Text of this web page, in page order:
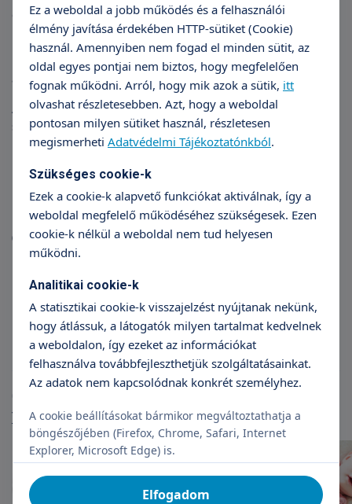
éjszakáit.
Ez a videótanfolyam tökéletes választás, ha egy könnyen
követhető, harmonikus altatási rutint szeretnél kialakítani már
az első hónapoktól.
A tanfolyam 10 gyakorlatias, közérthető videóból áll, amelyek
segítenek:
megalapozni a jó szokásokat,
kialakítani egy rugalmas, egyénre szabható napirendet,
és megküzdeni a sírós, nyűgös időszakokkal is.
0–4 hónapos babákhoz ajánlott, fokozatos, gyengéd
módszerrel.
Egyedi kedvezménykupon kérhető a szerződéskötéskor.
További cikkek
Ez a weboldal a jobb működés és a felhasználói
élmény javítása érdekében HTTP-sütiket (Cookie)
használ. Amennyiben nem fogad el minden sütit, az
oldal egyes pontjai nem biztos, hogy megfelelően
fognak működni. Arról, hogy mik azok a sütik, itt
olvashat részletesebben. Azt, hogy a weboldal
pontosan milyen sütiket használ, részletesen
megismerheti Adatvédelmi Tájékoztatónkból.
Szükséges cookie-k
Ezek a cookie-k alapvető funkciókat aktiválnak, így a
weboldal megfelelő működéséhez szükségesek. Ezen
cookie-k nélkül a weboldal nem tud helyesen
működni.
Analitikai cookie-k
A statisztikai cookie-k visszajelzést nyújtanak nekünk,
hogy átlássuk, a látogatók milyen tartalmat kedvelnek
a weboldalon, így ezeket az információkat
felhasználva továbbfejleszthetjük szolgáltatásainkat.
Az adatok nem kapcsolódnak konkrét személyhez.
A cookie beállításokat bármikor megváltoztathatja a
böngészőjében (Firefox, Chrome, Safari, Internet
Explorer, Microsoft Edge) is.
Elfogadom